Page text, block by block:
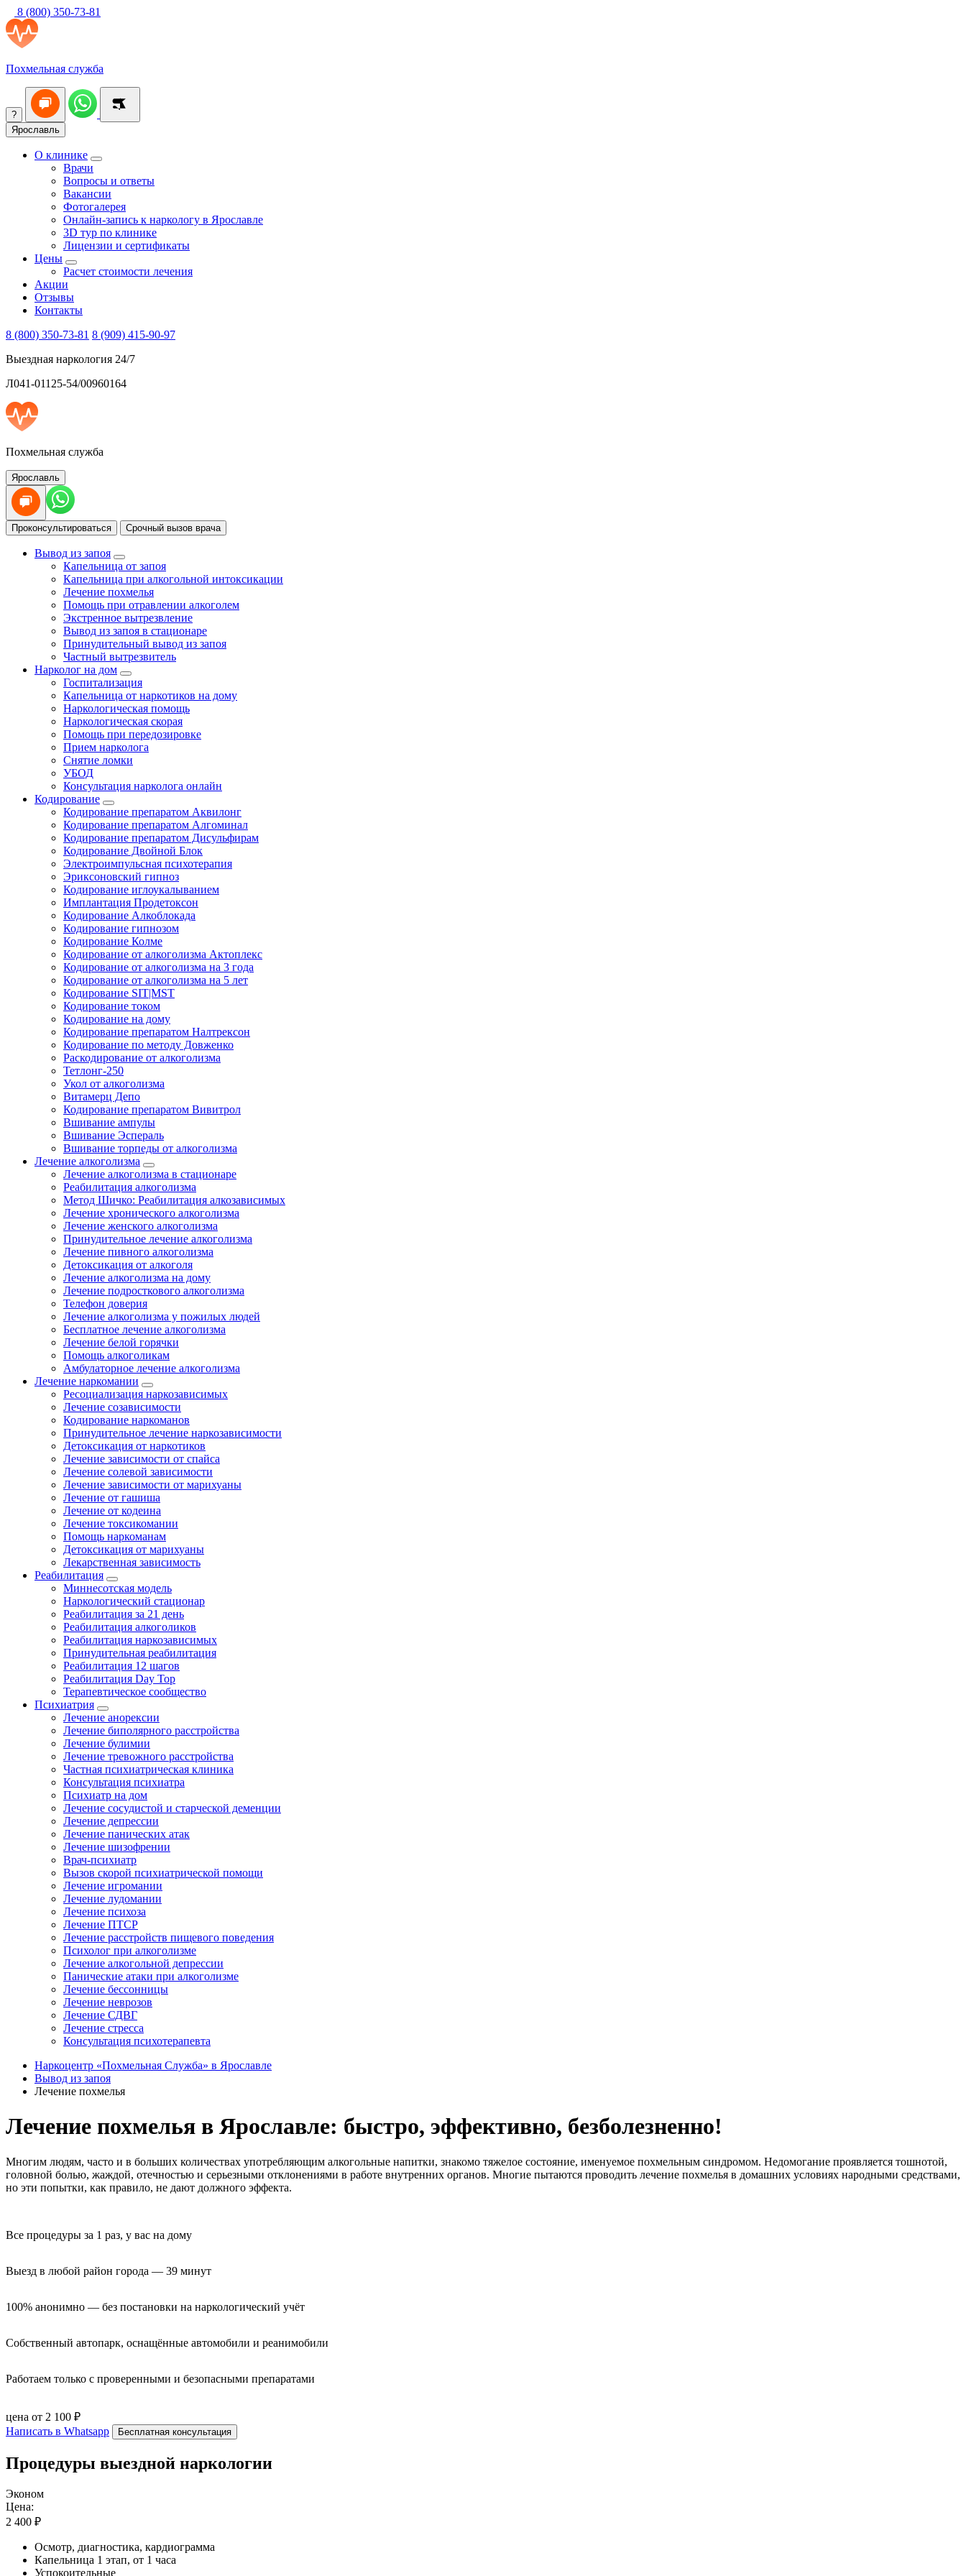
8 (800) 350-73-81
Похмельная служба
?
Ярославль
О клинике
Врачи
Вопросы и ответы
Вакансии
Фотогалерея
Онлайн-запись к наркологу в Ярославле
3D тур по клинике
Лицензии и сертификаты
Цены
Расчет стоимости лечения
Акции
Отзывы
Контакты
8 (800) 350-73-81 8 (909) 415-90-97
Выездная наркология 24/7
Л041-01125-54/00960164
Похмельная служба
Ярославль
Проконсультироваться Срочный вызов врача
Вывод из запоя
Капельница от запоя
Капельница при алкогольной интоксикации
Лечение похмелья
Помощь при отравлении алкоголем
Экстренное вытрезвление
Вывод из запоя в стационаре
Принудительный вывод из запоя
Частный вытрезвитель
Нарколог на дом
Госпитализация
Капельница от наркотиков на дому
Наркологическая помощь
Наркологическая скорая
Помощь при передозировке
Прием нарколога
Снятие ломки
УБОД
Консультация нарколога онлайн
Кодирование
Кодирование препаратом Аквилонг
Кодирование препаратом Алгоминал
Кодирование препаратом Дисульфирам
Кодирование Двойной Блок
Электроимпульсная психотерапия
Эриксоновский гипноз
Кодирование иглоукалыванием
Имплантация Продетоксон
Кодирование Алкоблокада
Кодирование гипнозом
Кодирование Колме
Кодирование от алкоголизма Актоплекс
Кодирование от алкоголизма на 3 года
Кодирование от алкоголизма на 5 лет
Кодирование SIT|MST
Кодирование током
Кодирование на дому
Кодирование препаратом Налтрексон
Кодирование по методу Довженко
Раскодирование от алкоголизма
Тетлонг-250
Укол от алкоголизма
Витамерц Депо
Кодирование препаратом Вивитрол
Вшивание ампулы
Вшивание Эспераль
Вшивание торпеды от алкоголизма
Лечение алкоголизма
Лечение алкоголизма в стационаре
Реабилитация алкоголизма
Метод Шичко: Реабилитация алкозависимых
Лечение хронического алкоголизма
Лечение женского алкоголизма
Принудительное лечение алкоголизма
Лечение пивного алкоголизма
Детоксикация от алкоголя
Лечение алкоголизма на дому
Лечение подросткового алкоголизма
Телефон доверия
Лечение алкоголизма у пожилых людей
Бесплатное лечение алкоголизма
Лечение белой горячки
Помощь алкоголикам
Амбулаторное лечение алкоголизма
Лечение наркомании
Ресоциализация наркозависимых
Лечение созависимости
Кодирование наркоманов
Принудительное лечение наркозависимости
Детоксикация от наркотиков
Лечение зависимости от спайса
Лечение солевой зависимости
Лечение зависимости от марихуаны
Лечение от гашиша
Лечение от кодеина
Лечение токсикомании
Помощь наркоманам
Детоксикация от марихуаны
Лекарственная зависимость
Реабилитация
Миннесотская модель
Наркологический стационар
Реабилитация за 21 день
Реабилитация алкоголиков
Реабилитация наркозависимых
Принудительная реабилитация
Реабилитация 12 шагов
Реабилитация Day Top
Терапевтическое сообщество
Психиатрия
Лечение анорексии
Лечение биполярного расстройства
Лечение булимии
Лечение тревожного расстройства
Частная психиатрическая клиника
Консультация психиатра
Психиатр на дом
Лечение сосудистой и старческой деменции
Лечение депрессии
Лечение панических атак
Лечение шизофрении
Врач-психиатр
Вызов скорой психиатрической помощи
Лечение игромании
Лечение лудомании
Лечение психоза
Лечение ПТСР
Лечение расстройств пищевого поведения
Психолог при алкоголизме
Лечение алкогольной депрессии
Панические атаки при алкоголизме
Лечение бессонницы
Лечение неврозов
Лечение СДВГ
Лечение стресса
Консультация психотерапевта
Наркоцентр «Похмельная Служба» в Ярославле
Вывод из запоя
Лечение похмелья
Лечение похмелья в Ярославле: быстро, эффективно, безболезненно!
Многим людям, часто и в больших количествах употребляющим алкогольные напитки, знакомо тяжелое состояние, именуемое похмельным синдромом. Недомогание проявляется тошнотой,
головной болью, жаждой, отечностью и серьезными отклонениями в работе внутренних органов. Многие пытаются проводить лечение похмелья в домашних условиях народными средствами,
но эти попытки, как правило, не дают должного эффекта.
Все процедуры за 1 раз, у вас на дому
Выезд в любой район города — 39 минут
100% анонимно — без постановки на наркологический учёт
Собственный автопарк, оснащённые автомобили и реанимобили
Работаем только с проверенными и безопасными препаратами
цена от 2 100 ₽
Написать в Whatsapp
Бесплатная консультация
Процедуры выездной наркологии
Эконом
Цена:
2 400 ₽
Осмотр, диагностика, кардиограмма
Капельница 1 этап, от 1 часа
Успокоительные